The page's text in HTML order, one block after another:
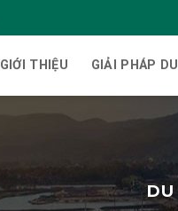
GIỚI THIỆU GIẢI PHÁP